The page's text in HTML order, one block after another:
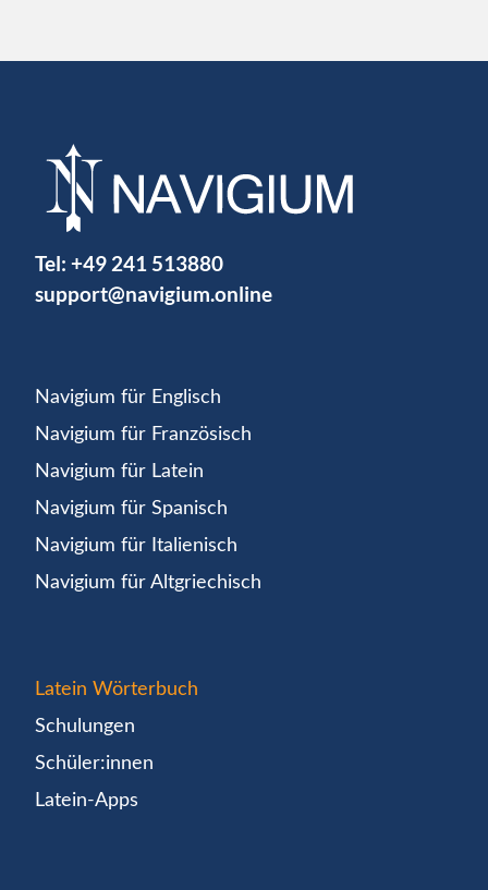
Tel: +49 241 513880
support@navigium.online
Navigium für Englisch
Navigium für Französisch
Navigium für Latein
Navigium für Spanisch
Navigium für Italienisch
Navigium für Altgriechisch
Latein Wörterbuch
Schulungen
Schüler:innen
Latein-Apps